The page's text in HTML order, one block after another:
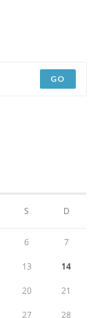
GO
S D
6 7
13 14
20 21
27 28